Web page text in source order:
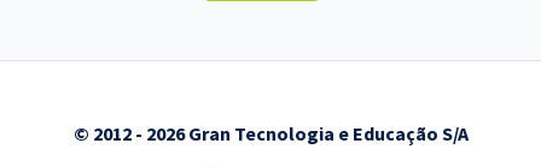
© 2012 - 2026 Gran Tecnologia e Educação S/A